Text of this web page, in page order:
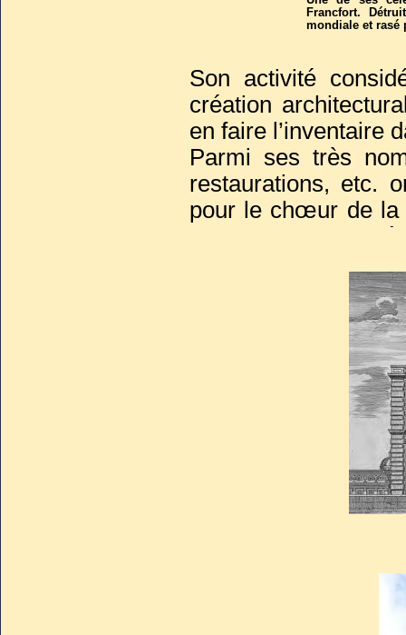
Francfort.
mondiale et rasé
Son activité
création
en faire l’inventaire
Parmi ses très
restaurations, etc.
pour le chœur de
Il refit la fontaine
que les pompes
1715 et on ne
et décorations